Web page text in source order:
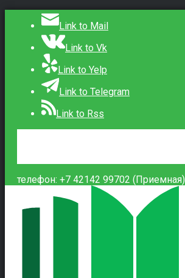
Link to Mail
Link to Vk
Link to Yelp
Link to Telegram
Link to Rss
телефон: +7 42142 99702 (Приемная)